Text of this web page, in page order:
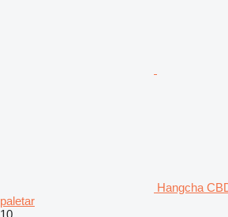
Hangcha
paletar
10